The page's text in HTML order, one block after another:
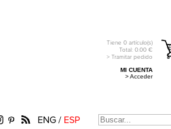
Tiene 0 artículo(s)
Total: 0.00 €
> Tramitar pedido
MI CUENTA
> Acceder
ENG / ESP